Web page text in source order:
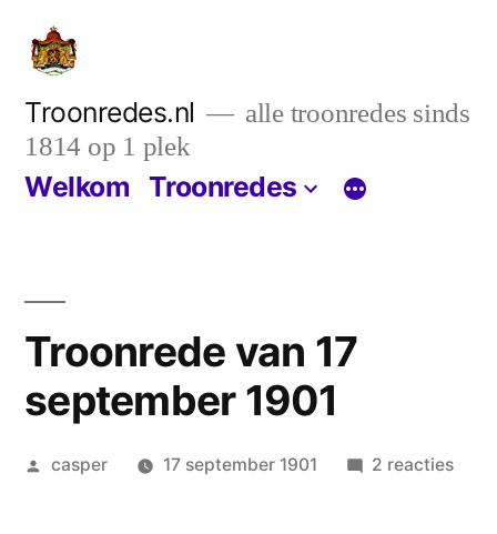
naar
inhoud
Troonredes.nl
alle troonredes sinds
1814 op 1 plek
Welkom Troonredes
Troonrede van 17
september 1901
Geplaatst
casper 17 september 1901 2 reactiesop